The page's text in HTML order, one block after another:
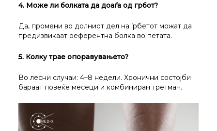
4. Може ли болката да доаѓа од грбот?
Да, промени во долниот дел на ’рбетот можат да
предизвикаат референтна болка во петата.
5. Колку трае опоравувањето?
Во лесни случаи: 4–8 недели. Хронични состојби
бараат повеќе месеци и комбиниран третман.